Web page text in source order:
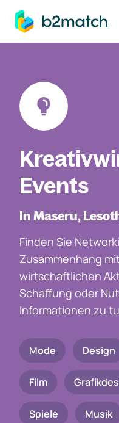
springen
Events
In Maseru,
Finden Sie
Zusammenhang
wirtschaftlichen
Schaffung oder
Informationen zu
Mode Design
Film
Spiele Musik